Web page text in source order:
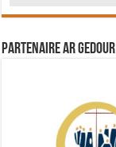
Partenaire Ar Gedour